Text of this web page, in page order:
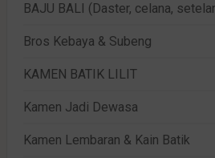
BAJU BALI (Daster, celana,
Bros Kebaya & Subeng
KAMEN BATIK LILIT
Kamen Jadi Dewasa
Kamen Lembaran & Kain Batik